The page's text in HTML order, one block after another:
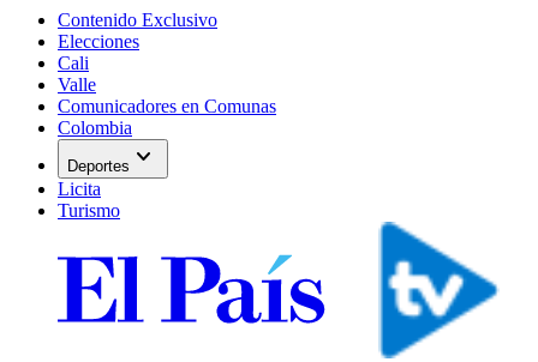
Contenido Exclusivo
Elecciones
Cali
Valle
Comunicadores en Comunas
Colombia
Deportes expand_more
Licita
Turismo